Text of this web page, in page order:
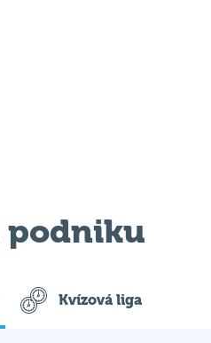
podniku
Kvízová liga